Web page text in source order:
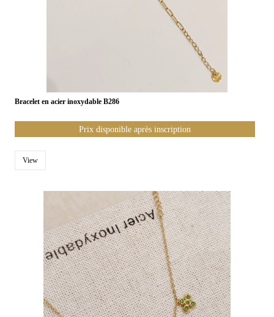
Bracelet en acier inoxydable B286
Prix disponible après inscription
View